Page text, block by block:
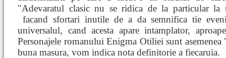
"Adevaratul clasic nu se ridica de la particular la
facand sfortari inutile de a da semnificatie
universalul, cand acesta apare intamplator,
Personajele romanului Enigma Otiliei sunt
buna masura, vom indica nota definitorie a fiecaruia.